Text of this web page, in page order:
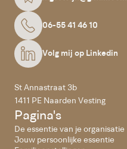
06-55 41 46 10
Volg mij op Linkedin
St Annastraat 3b
1411 PE Naarden Vesting
Pagina's
De essentie van je organisatie
Jouw persoonlijke essentie